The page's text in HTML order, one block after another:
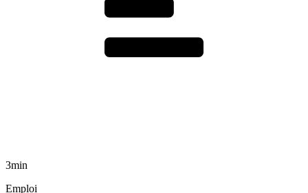
3min
Emploi